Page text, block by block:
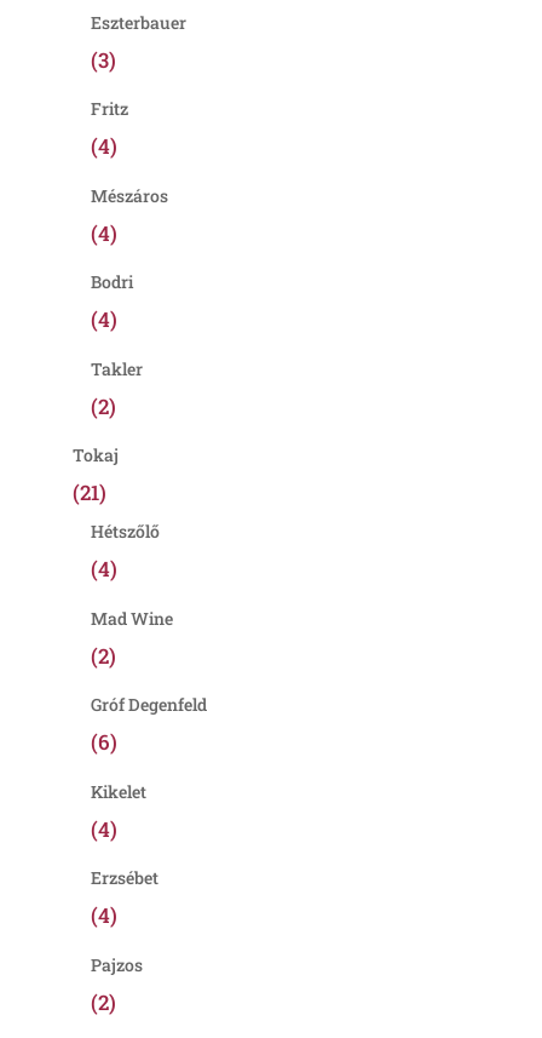
Eszterbauer
(3)
Fritz
(4)
Mészáros
(4)
Bodri
(4)
Takler
(2)
Tokaj
(21)
Hétszőlő
(4)
Mad Wine
(2)
Gróf Degenfeld
(6)
Kikelet
(4)
Erzsébet
(4)
Pajzos
(2)